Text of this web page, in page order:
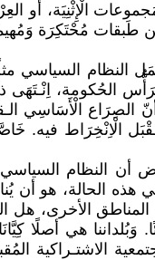
الْإِثْنِيَة، أو
طَبقات مُحْتَكِرَة
السياسي مثلًا
الحُكومة،
الصِرَاع الْأَسَاسِي
الْاِنْخِرَاط فيه.
أن النظام
في هذه الحالة، هو
الأخرى،
وَبُلداننا هي أصلًا
الاشتـراكية